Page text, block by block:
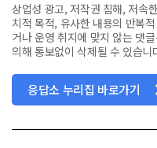
상업성 광고, 저작권 침해, 저속
치적 목적, 유사한 내용의 반복
거나 운영 취지에 맞지 않는 댓
의해 통보없이 삭제될 수 있습니
응답소 누리집 바로가기